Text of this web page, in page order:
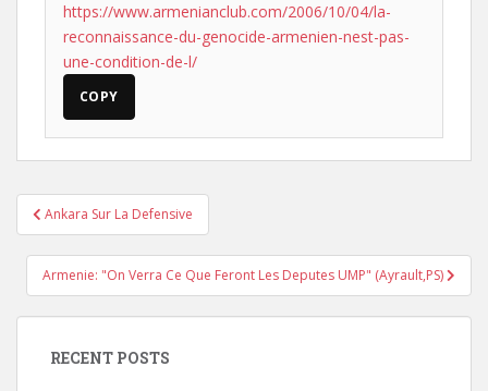
https://www.armenianclub.com/2006/10/04/la-
reconnaissance-du-genocide-armenien-nest-pas-
une-condition-de-l/
COPY
Post
navigation
Ankara Sur La Defensive
Armenie: "On Verra Ce Que Feront Les Deputes UMP" (Ayrault,PS)
RECENT POSTS